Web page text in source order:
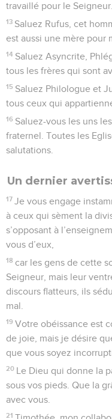
travaillé pour le Seigneur.
13 Saluez Rufus, cet
est aussi une mère pour
14 Saluez Asyncrite,
tous les frères qui sont
15 Saluez Philologue et
tous ceux qui
16 Saluez-vous les uns
fraternel. Toutes les
salutations.
Un dernier
17 Je vous engage
à ceux qui sèment la
s’opposant à
vous d’eux,
18 car les gens de cette
Seigneur, mais leur
discours flatteurs, ils
mal.
19 Votre obéissance est
de joie, mais je désire
que vous soyez
20 Le Dieu qui donne la
sous vos pieds. Que la
avec vous.
21